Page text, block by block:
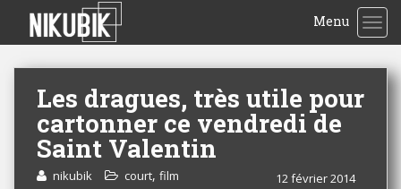
Menu
Les dragues, très utile pour
cartonner ce vendredi de
Saint Valentin
12 février 2014
nikubik court, film